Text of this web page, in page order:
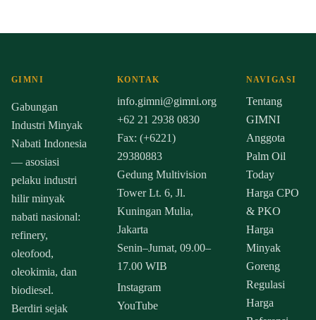
GIMNI
Gabungan
Industri Minyak
Nabati Indonesia
— asosiasi
pelaku industri
hilir minyak
nabati nasional:
refinery,
oleofood,
oleokimia, dan
biodiesel.
Berdiri sejak
KONTAK
info.gimni@gimni.org
+62 21 2938 0830
Fax: (+6221)
29380883
Gedung Multivision
Tower Lt. 6, Jl.
Kuningan Mulia,
Jakarta
Senin–Jumat, 09.00–
17.00 WIB
Instagram
YouTube
NAVIGASI
Tentang
GIMNI
Anggota
Palm Oil
Today
Harga CPO
& PKO
Harga
Minyak
Goreng
Regulasi
Harga